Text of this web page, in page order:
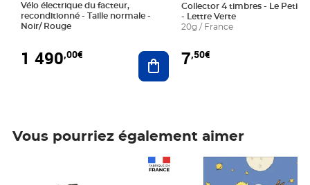
Vélo électrique du facteur,
reconditionné - Taille normale -
Noir/ Rouge
1 490,00€ Ajouter au panier
Collector 4 timbres - Le Petit
- Lettre Verte
20g / France
7,50€
Vous pourriez également aimer
Prix 7,50€